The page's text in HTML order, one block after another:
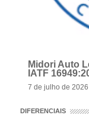
Midori Auto
IATF
7 de julho de 2026
DIFERENCIAIS